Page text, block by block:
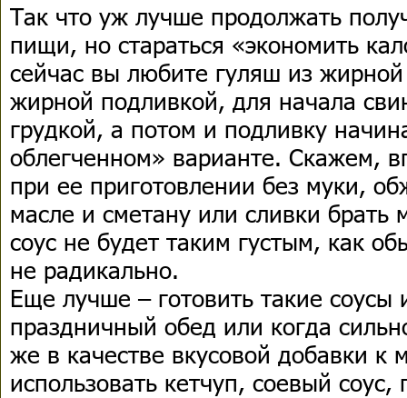
Так что уж лучше продолжать
пищи, но стараться «экономить
сейчас вы любите гуляш из
жирной подливкой, для начала
грудкой, а потом и подливку
облегченном» варианте. Скажем,
при ее приготовлении без муки,
масле и сметану или сливки
соус не будет таким густым, как
не радикально.
Еще лучше – готовить такие соусы
праздничный обед или когда
же в качестве вкусовой добавки к
использовать кетчуп, соевый соус,